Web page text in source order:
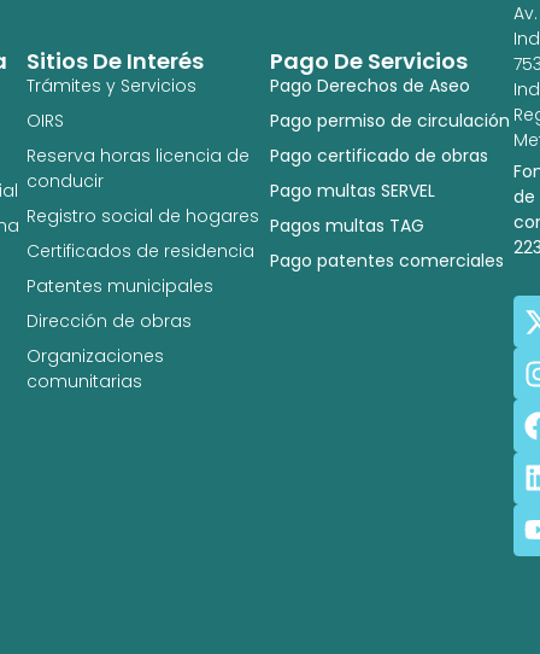
Pago De Servicios
Pago Derechos de Aseo
Pago permiso de circulación
Pago certificado de obras
Pago multas SERVEL
Pagos multas TAG
Pago patentes comerciales
Sitios De Interés
Trámites y Servicios
OIRS
Reserva horas licencia de
conducir
Registro social de hogares
Certificados de residencia
Patentes municipales
Dirección de obras
Organizaciones
comunitarias
Av.
de